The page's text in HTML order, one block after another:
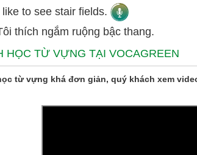
like to see stair fields.
thích ngắm ruộng bậc thang.
HỌC TỪ VỰNG TẠI VOCAGREEN
từ vựng khá đơn giản, quý khách xem